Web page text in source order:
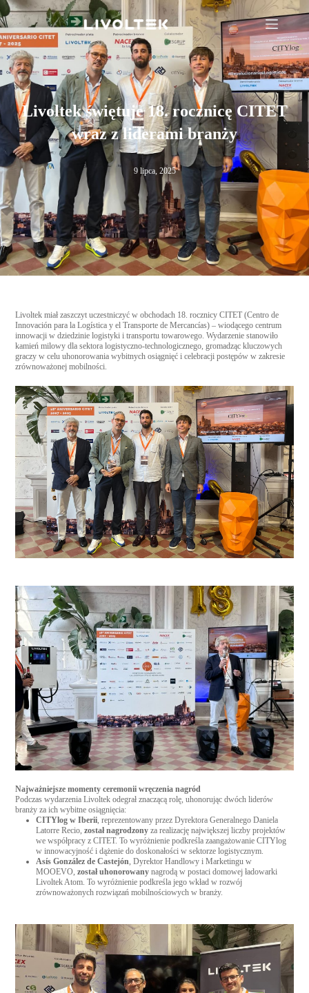
Livoltek świętuje 18. rocznicę CITET
wraz z liderami branży
9 lipca, 2025
Livoltek miał zaszczyt uczestniczyć w obchodach 18. rocznicy CITET (Centro de
Innovación para la Logística y el Transporte de Mercancías) – wiodącego centrum
innowacji w dziedzinie logistyki i transportu towarowego. Wydarzenie stanowiło
kamień milowy dla sektora logistyczno-technologicznego, gromadząc kluczowych
graczy w celu uhonorowania wybitnych osiągnięć i celebracji postępów w zakresie
zrównoważonej mobilności.
Najważniejsze momenty ceremonii wręczenia nagród
Podczas wydarzenia Livoltek odegrał znaczącą rolę, uhonorując dwóch liderów
branży za ich wybitne osiągnięcia:
CITYlog w Iberii, reprezentowany przez Dyrektora Generalnego Daniela
Latorre Recio,został nagrodzony za realizację największej liczby projektów
we współpracy z CITET. To wyróżnienie podkreśla zaangażowanie CITYlog
w innowacyjność i dążenie do doskonałości w sektorze logistycznym.
Asís González de Castejón, Dyrektor Handlowy i Marketingu w
MOOEVO,został uhonorowany nagrodą w postaci domowej ładowarki
Livoltek Atom. To wyróżnienie podkreśla jego wkład w rozwój
zrównoważonych rozwiązań mobilnościowych w branży.